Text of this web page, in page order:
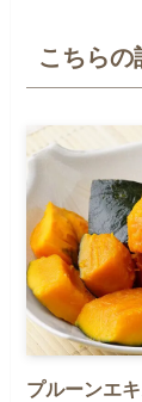
こちらの
プルーンエ